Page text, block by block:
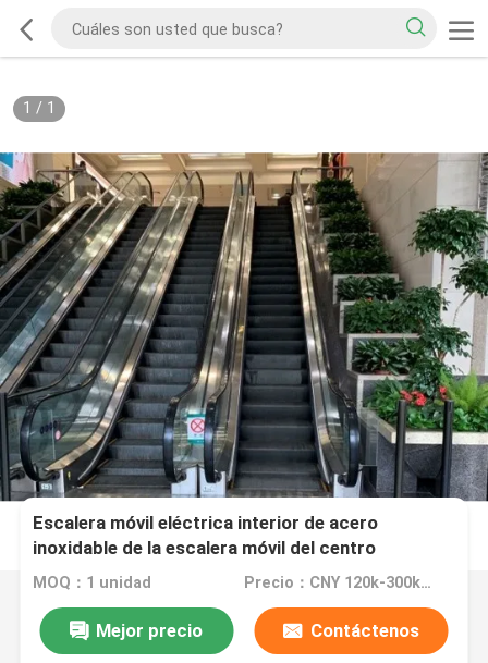
1 / 1
Escalera móvil eléctrica interior de acero
inoxidable de la escalera móvil del centro
comercial de la impulsión del OEM VF
MOQ：1 unidad Precio：CNY 120k-300k, per unit
Mejor precio Contáctenos